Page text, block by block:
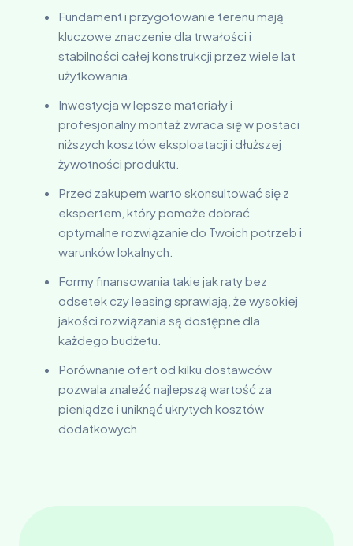
Fundament i przygotowanie terenu mają
kluczowe znaczenie dla trwałości i
stabilności całej konstrukcji przez wiele lat
użytkowania.
Inwestycja w lepsze materiały i
profesjonalny montaż zwraca się w postaci
niższych kosztów eksploatacji i dłuższej
żywotności produktu.
Przed zakupem warto skonsultować się z
ekspertem, który pomoże dobrać
optymalne rozwiązanie do Twoich potrzeb i
warunków lokalnych.
Formy finansowania takie jak raty bez
odsetek czy leasing sprawiają, że wysokiej
jakości rozwiązania są dostępne dla
każdego budżetu.
Porównanie ofert od kilku dostawców
pozwala znaleźć najlepszą wartość za
pieniądze i uniknąć ukrytych kosztów
dodatkowych.